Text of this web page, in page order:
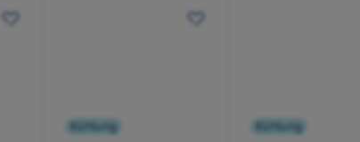
Kühlung Kühlung